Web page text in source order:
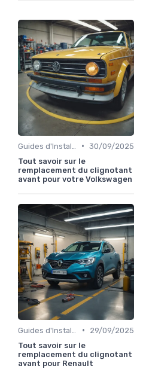
• 30/09/2025
Tout savoir sur le
remplacement du clignotant
avant pour votre Volkswagen
•
29/09/2025
Tout savoir sur le
remplacement du clignotant
avant pour Renault